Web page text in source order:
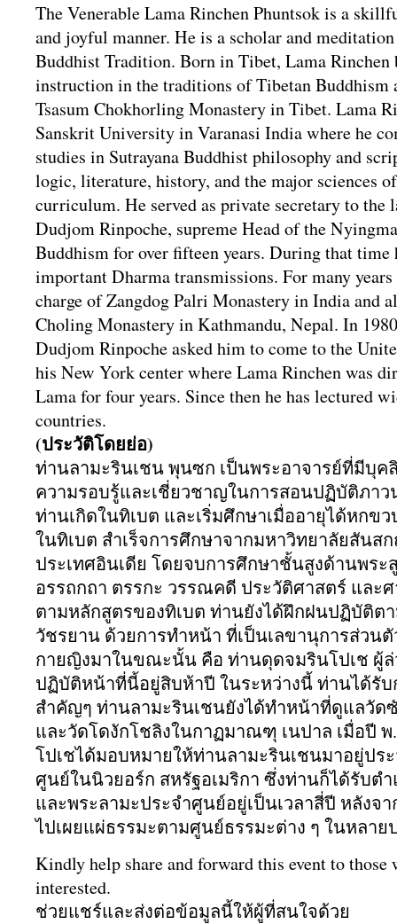
The Venerable Lama Rinchen Phuntsok is a
and joyful manner. He is a scholar and
Buddhist Tradition. Born in Tibet, Lama Rinchen
instruction in the traditions of Tibetan Buddhism
Tsasum Chokhorling Monastery in Tibet. Lama
Sanskrit University in Varanasi India where he
studies in Sutrayana Buddhist philosophy and
logic, literature, history, and the major sciences
curriculum. He served as private secretary to the
Dudjom Rinpoche, supreme Head of the
Buddhism for over fifteen years. During that time
important Dharma transmissions. For many
charge of Zangdog Palri Monastery in India and
Choling Monastery in Kathmandu, Nepal. In
Dudjom Rinpoche asked him to come to the
his New York center where Lama Rinchen was
Lama for four years. Since then he has lectured
countries.
(ประวัติโดยย่อ)
ท่านลามะรินเชน พุนซก เป็นพระอาจารย์ที่มีบุค
ความรอบรู้และเชี่ยวชาญในการสอนปฏิบัติภาว
ท่านเกิดในทิเบต และเริ่มศึกษาเมื่ออายุได้หกขว
ในทิเบต สำเร็จการศึกษาจากมหาวิทยาลัยสันส
ประเทศอินเดีย โดยจบการศึกษาชั้นสูงด้านพระ
อรรถกถา ตรรกะ วรรณคดี ประวัติศาสตร์ และ
ตามหลักสูตรของทิเบต ท่านยังได้ฝึกฝนปฏิบัติต
วัชรยาน ด้วยการทำหน้า ที่เป็นเลขานุการส่วน
กายญิงมาในขณะนั้น คือ ท่านดุดจมรินโปเช ผู้ล่
ปฏิบัติหน้าที่นี้อยู่สิบห้าปี ในระหว่างนี้ ท่านได้รั
สำคัญๆ ท่านลามะรินเชนยังได้ทำหน้าที่ดูแลวัด
และวัดโดงักโชลิงในกาฏมาณฑุ เนปาล เมื่อปี
โปเชได้มอบหมายให้ท่านลามะรินเชนมาอยู่ปร
ศูนย์ในนิวยอร์ก สหรัฐอเมริกา ซึ่งท่านก็ได้รับต
และพระลามะประจำศูนย์อยู่เป็นเวลาสี่ปี หลังจ
ไปเผยแผ่ธรรมะตามศูนย์ธรรมะต่าง ๆ ในหลาย
Kindly help share and forward this event to those
interested.
ช่วยแชร์และส่งต่อข้อมูลนี้ให้ผู้ที่สนใจด้วย